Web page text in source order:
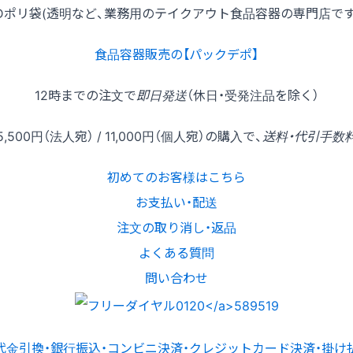
リ袋(透明など、業務用のテイクアウト食品容器の専門店です
食品容器販売の【パックデポ】
12時までの注文で即日発送（休日・受発注品を除く）
円（法人宛） / 11,000円（個人宛）の購入で、 送料・代引手数
初めてのお客様はこちら
お支払い・配送
注文の取り消し・返品
よくある質問
問い合わせ